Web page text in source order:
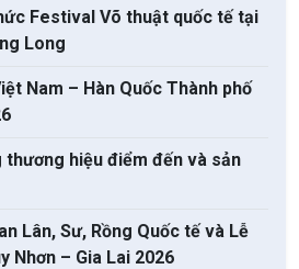
Festival Võ thuật quốc tế tại
Long
Nam – Hàn Quốc Thành phố
hiệu điểm đến và sản
Lân, Sư, Rồng Quốc tế và Lễ
Nhơn – Gia Lai 2026